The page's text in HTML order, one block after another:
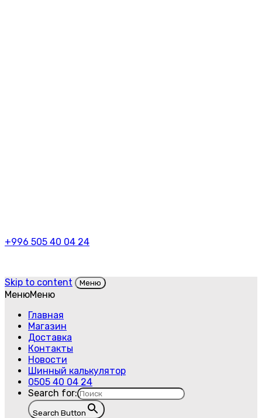
+996 505 40 04 24
Skip to content Меню
МенюМеню
Главная
Магазин
Доставка
Контакты
Новости
Шинный калькулятор
0505 40 04 24
Search for:
Search Button